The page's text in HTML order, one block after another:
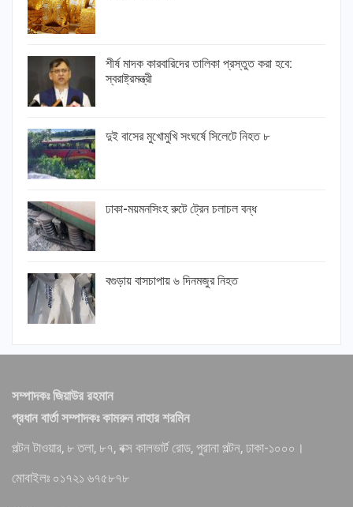
শীর্ষ মাদক কারবারিদের তালিকা প্রস্তুত করা হবে:
স্বরাষ্ট্রমন্ত্রী
দুই বাসের মুখোমুখি সংঘর্ষে সিলেটে নিহত ৮
ঢাকা-ময়মনসিংহ রুটে ট্রেন চলাচল বন্ধ
বগুড়ায় বাসচাপায় ৬ দিনমজুর নিহত
সম্পাদকঃ জিয়াউর রহমান
প্রধান বার্তা সম্পাদকঃ কামরুন নাহার শরমিন
পল্টন টাওয়ার, ৮ তলা, ৮৭, বক্স কালভার্ট রোড, পুরানা পল্টন, ঢাকা-১০০০।
মোবাইলঃ ০১৭২১ ৬৭৫৮৭৮